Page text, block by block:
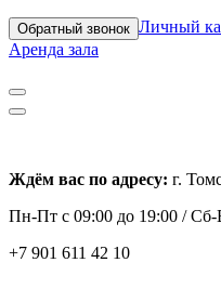
Обратный звонок Личный
Аренда зала
Ждём вас по адресу: г.
Пн-Пт с 09:00 до 19:00 /Сб-
+7 901 611 42 10